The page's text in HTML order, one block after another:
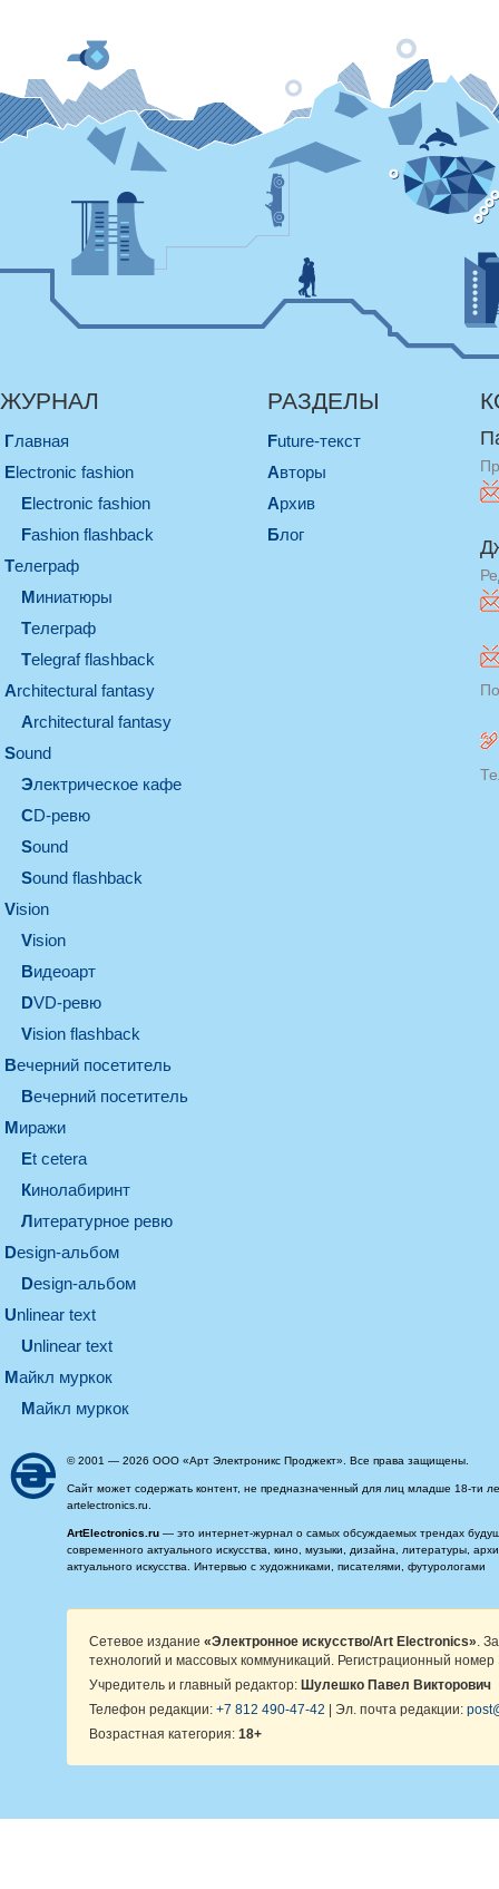
ЖУРНАЛ
Главная
electronic fashion
electronic fashion
Fashion flashback
телеграф
миниатюры
телеграф
Telegraf flashback
architectural fantasy
architectural fantasy
sound
электрическое кафе
CD-ревю
sound
Sound flashback
vision
vision
видеоарт
DVD-ревю
Vision flashback
вечерний посетитель
вечерний посетитель
миражи
et cetera
кинолабиринт
литературное ревю
design-альбом
design-альбом
unlinear text
Unlinear text
майкл муркок
майкл муркок
РАЗДЕЛЫ
Future-текст
Авторы
Архив
Блог
© 2001 — 2026 ООО «Арт Электроникс Проджект». Все права защищены.
Сайт может содержать контент, не предназначенный для лиц младше 18-ти
artelectronics.ru.
ArtElectronics.ru — это интернет-журнал о самых обсуждаемых трендах
современного актуального искусства, кино, музыки, дизайна, литературы,
актуального искусства. Интервью с художниками, писателями, футурологами
Сетевое издание «Электронное искусство/Art Electronics» .
технологий и массовых коммуникаций. Регистрационный
Учредитель и главный редактор: Шулешко Павел Викторович
Телефон редакции: +7 812 490-47-42 | Эл. почта редакции:
Возрастная категория: 18+